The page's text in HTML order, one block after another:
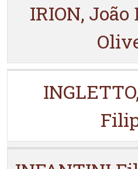
IRION,